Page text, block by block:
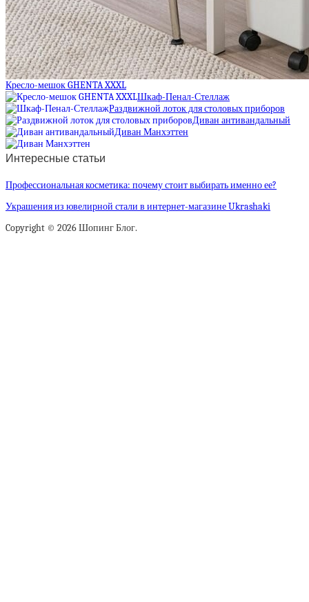
Кресло-мешок GHENTA XXXL
Шкаф-Пенал-Стеллаж
Раздвижной лоток для столовых приборов
Диван антивандальный
Диван Манхэттен
Интересные статьи
Профессиональная косметика: почему стоит выбирать именно ее?
Украшения из ювелирной стали в интернет-магазине Ukrashaki
Copyright © 2026 Шопинг Блог.